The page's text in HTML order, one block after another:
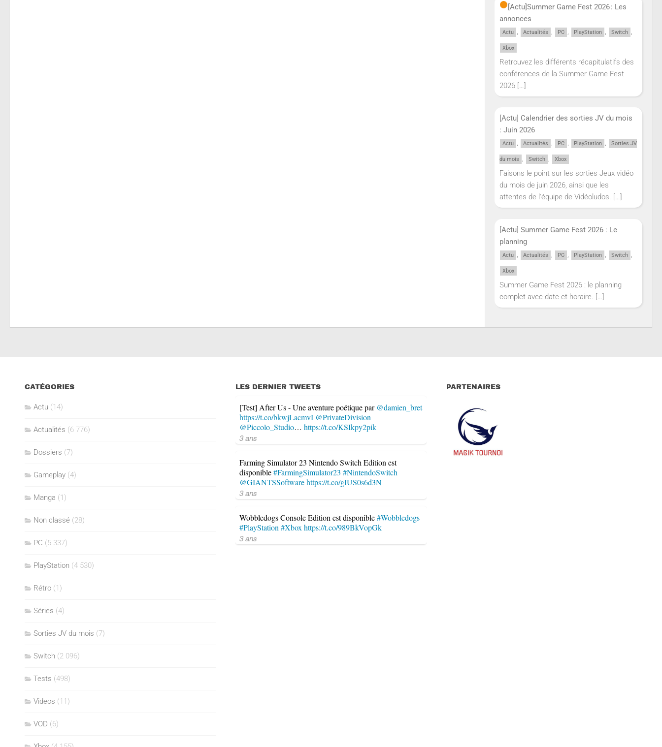
[Actu]Summer Game Fest 2026 : Les
annonces
Actu , Actualités , PC , PlayStation , Switch ,
Xbox
Retrouvez les différents récapitulatifs des
conférences de la Summer Game Fest
2026 […]
[Actu] Calendrier des sorties JV du mois
: Juin 2026
Actu , Actualités , PC , PlayStation , Sorties JV
du mois , Switch , Xbox
Faisons le point sur les sorties Jeux vidéo
du mois de juin 2026, ainsi que les
attentes de l'équipe de Vidéoludos. […]
[Actu] Summer Game Fest 2026 : Le
planning
Actu , Actualités , PC , PlayStation , Switch ,
Xbox
Summer Game Fest 2026 : le planning
complet avec date et horaire. […]
CATÉGORIES
Actu (14)
Actualités (6 776)
Dossiers (7)
Gameplay (4)
Manga (1)
Non classé (28)
PC (5 337)
PlayStation (4 530)
Rétro (1)
Séries (4)
Sorties JV du mois (7)
Switch (2 096)
Tests (498)
Videos (11)
VOD (6)
LES DERNIER TWEETS
[Test] After Us - Une aventure poétique par @damien_bret
https://t.co/bkwjLacmvI @PrivateDivision
@Piccolo_Studio… https://t.co/KSIkpy2pik
3 ans
Farming Simulator 23 Nintendo Switch Edition est
disponible#FarmingSimulator23 #NintendoSwitch
@GIANTSSoftwarehttps://t.co/gIUS0s6d3N
3 ans
Wobbledogs Console Edition est disponible#Wobbledogs
#PlayStation #Xbox https://t.co/989BkVopGk
3 ans
PARTENAIRES